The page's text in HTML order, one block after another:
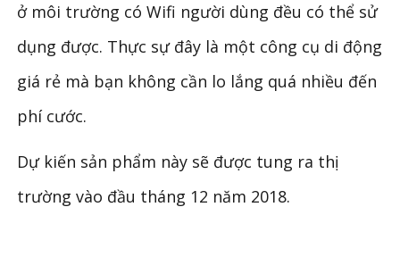
ở môi trường có Wifi người dùng đều có thể sử
dụng được. Thực sự đây là một công cụ di động
giá rẻ mà bạn không cần lo lắng quá nhiều đến
phí cước.
Dự kiến sản phẩm này sẽ được tung ra thị
trường vào đầu tháng 12 năm 2018.